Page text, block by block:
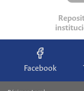
Facebook